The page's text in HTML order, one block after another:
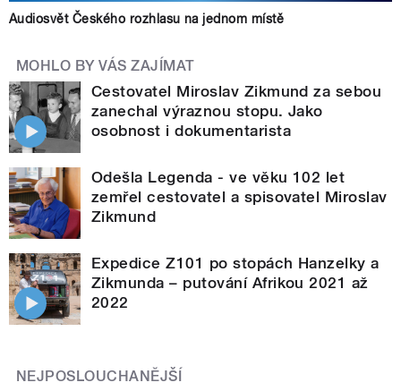
Audiosvět Českého rozhlasu na jednom místě
MOHLO BY VÁS ZAJÍMAT
Cestovatel Miroslav Zikmund za sebou
zanechal výraznou stopu. Jako
osobnost i dokumentarista
Odešla Legenda - ve věku 102 let
zemřel cestovatel a spisovatel Miroslav
Zikmund
Expedice Z101 po stopách Hanzelky a
Zikmunda – putování Afrikou 2021 až
2022
NEJPOSLOUCHANĚJŠÍ